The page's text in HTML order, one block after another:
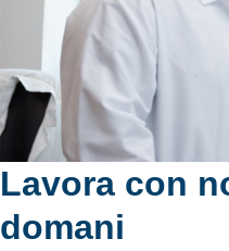
Lavora con
domani